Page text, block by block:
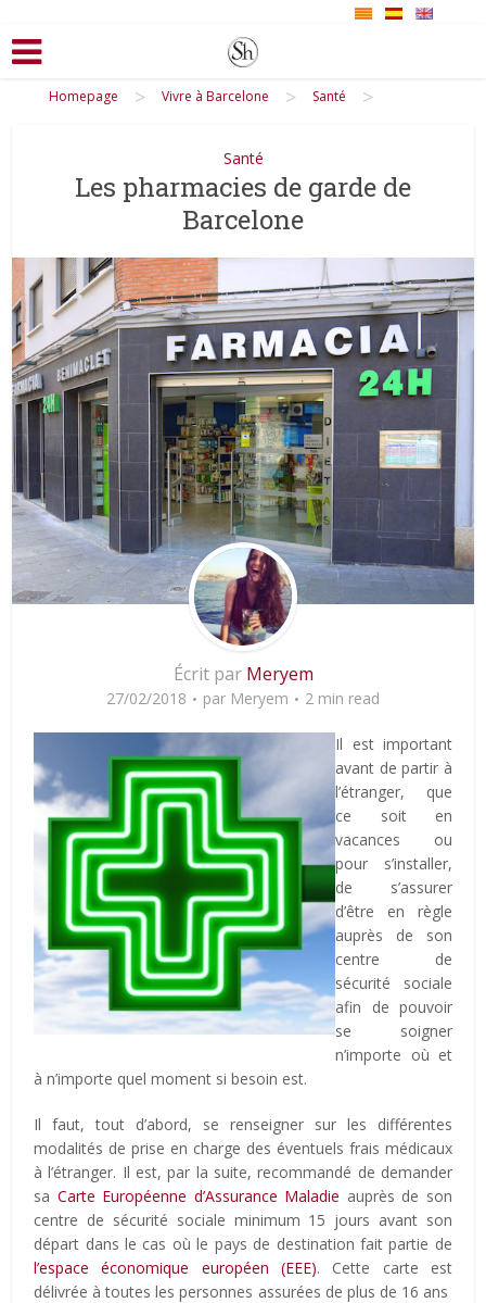
Homepage > Vivre à Barcelone > Santé >
Santé
Les pharmacies de garde de
Barcelone
Écrit par Meryem
27/02/2018 par Meryem 2 min read
Il est important
avant de partir à
l’étranger, que
ce soit en
vacances ou
pour s’installer,
de s’assurer
d’être en règle
auprès de son
centre de
sécurité sociale
afin de pouvoir
se soigner
n’importe où et
à n’importe quel moment si besoin est.
Il faut, tout d’abord, se renseigner sur les différentes
modalités de prise en charge des éventuels frais médicaux
à l’étranger. Il est, par la suite, recommandé de demander
sa Carte Européenne d’Assurance Maladie auprès de son
centre de sécurité sociale minimum 15 jours avant son
départ dans le cas où le pays de destination fait partie de
l’espace économique européen (EEE). Cette carte est
délivrée à toutes les personnes assurées de plus de 16 ans